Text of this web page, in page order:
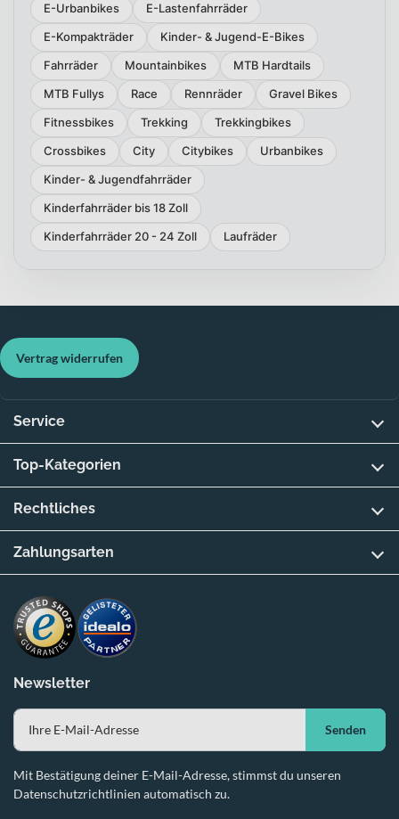
E-Urbanbikes
E-Lastenfahrräder
E-Kompakträder
Kinder- & Jugend-E-Bikes
Fahrräder
Mountainbikes
MTB Hardtails
MTB Fullys
Race Rennräder
Gravel Bikes
Fitnessbikes
Trekking
Trekkingbikes
Crossbikes
City Citybikes
Urbanbikes
Kinder- & Jugendfahrräder
Kinderfahrräder bis 18 Zoll
Kinderfahrräder 20 - 24 Zoll
Laufräder
Newsletter
Senden
Mit Bestätigung deiner E-Mail-Adresse, stimmst du unseren
Datenschutzrichtlinien automatisch zu.
Vertrag widerrufen
Service
Top-Kategorien
Rechtliches
Zahlungsarten